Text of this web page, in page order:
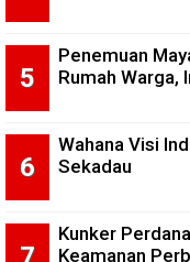
Penemuan
Rumah Warga,
Wahana Visi
Sekadau
Kunker
Keamanan